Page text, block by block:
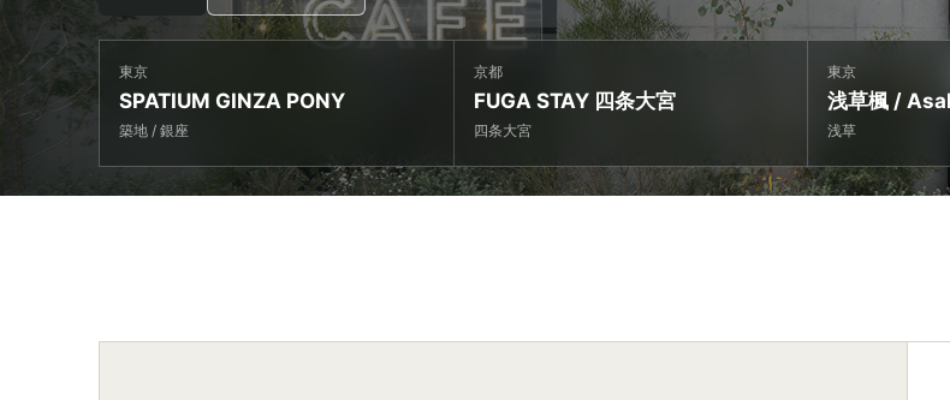
東京
SPATIUM GINZA PONY
築地 / 銀座
京都
FUGA STAY 四条大宮
四条大宮
東京
浅草楓 /
浅草